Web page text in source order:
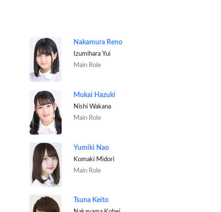
Nakamura Reno
Izumihara Yui
Main Role
Mukai Hazuki
Nishi Wakana
Main Role
Yumiki Nao
Komaki Midori
Main Role
Tsuna Keito